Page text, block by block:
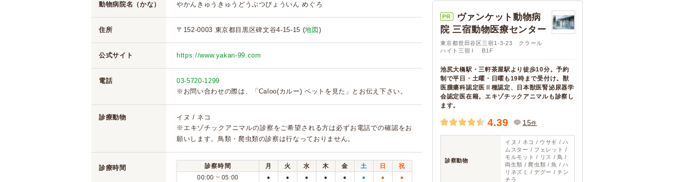
動物病院名（かな） やかんきゅうきゅうどうぶつびょういん めぐろ
住所 〒152-0003 東京都目黒区碑文谷4-15-15 (地図 )
公式サイト https://www.yakan-99.com
電話
03-5720-1299
※お問い合わせの際は、「Caloo(カルー) ペットを見た」とお伝え下さい。
診療動物
イヌ / ネコ
※エキゾチックアニマルの診察をご希望される方は必ずお電話での確認をお
願いします。鳥類・爬虫類の診察は行なっておりません。
診療時間 診察時間 月 火 水 木 金 土 日
祝
00:00 ~ 05:00
● ● ● ● ● ● ● ●
PR
ヴァンケット動物病
院 三宿動物医療センター
東京都世田谷区三宿1-3-23 クラール
ハイト三宿Ⅰ B1F
池尻大橋駅・三軒茶屋駅より徒歩10分。予約
制で平日・土曜・日曜も19時まで受付け。獣
医腫瘍科認定医Ⅱ種認定、日本獣医腎泌尿器学
会認定医在籍。エキゾチックアニマルも診察し
ます。
4.39 15件
診察動物
イヌ / ネコ / ウサギ / ハ
ムスター / フェレット /
モルモット / リス / 鳥 /
両生類 / 爬虫類 / 魚 / ハ
リネズミ / デグー / チン
チラ